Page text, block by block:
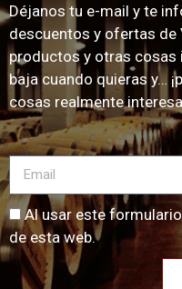
Déjanos tu e-mail y te
descuentos y ofertas de
productos y otras cosas
baja cuando quieras y…
cosas realmente
Al usar este
de esta web.